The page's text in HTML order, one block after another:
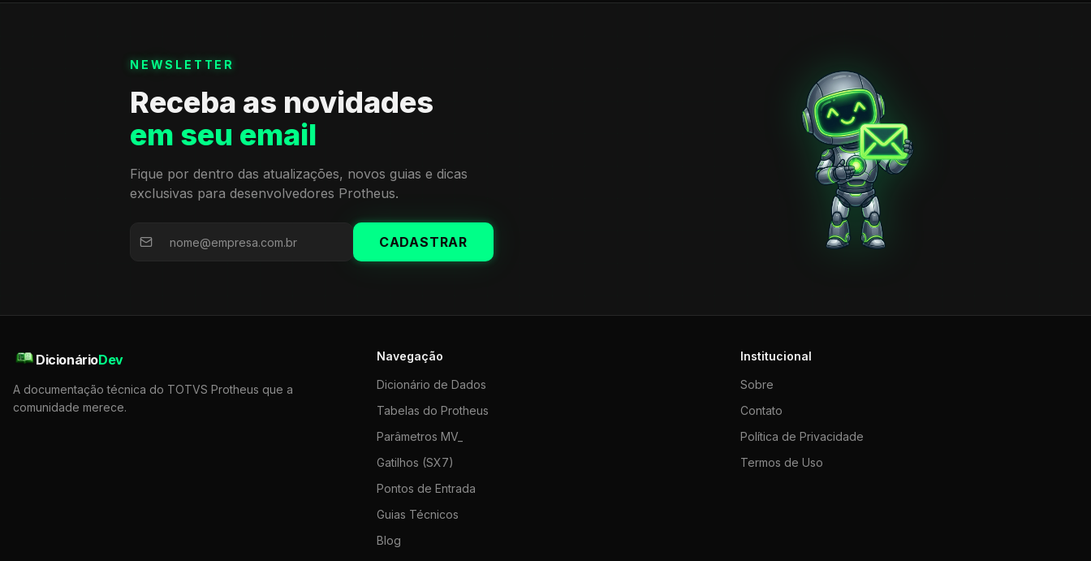
NEWSLETTER
Receba as novidades
em seu email
Fique por dentro das atualizações, novos guias e dicas
exclusivas para desenvolvedores Protheus.
CADASTRAR
DicionárioDev
A documentação técnica do TOTVS Protheus que a
comunidade merece.
Navegação
Dicionário de Dados
Tabelas do Protheus
Parâmetros MV_
Gatilhos (SX7)
Pontos de Entrada
Guias Técnicos
Blog
Institucional
Sobre
Contato
Política de Privacidade
Termos de Uso